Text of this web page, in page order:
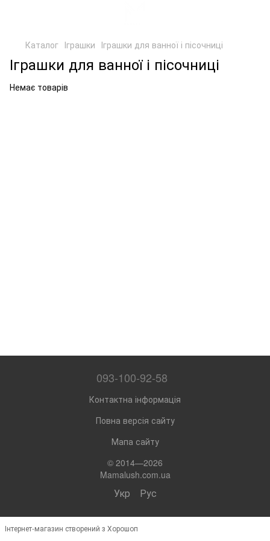
Каталог Іграшки Іграшки для ванної і пісочниці
Іграшки для ванної і пісочниці
Немає товарів
093-100-92-58
Контактна інформація
Повна версія сайту
Мапа сайту
© 2014—2026
Mamalush.com.ua
Укр Рус
Інтернет-магазин створений з Хорошоп